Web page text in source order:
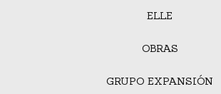
ELLE
OBRAS
GRUPO EXPANSIÓN